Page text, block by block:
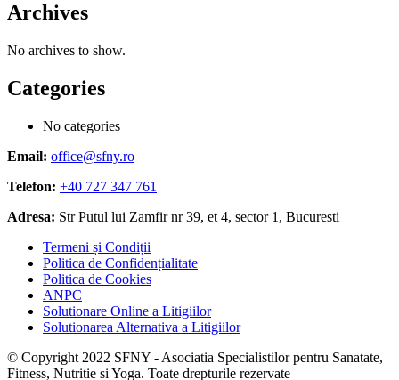
Archives
No archives to show.
Categories
No categories
Email: office@sfny.ro
Telefon: +40 727 347 761
Adresa: Str Putul lui Zamfir nr 39, et 4, sector 1, Bucuresti
Termeni și Condiții
Politica de Confidențialitate
Politica de Cookies
ANPC
Solutionare Online a Litigiilor
Solutionarea Alternativa a Litigiilor
© Copyright 2022 SFNY - Asociatia Specialistilor pentru Sanatate,
Fitness, Nutritie si Yoga. Toate drepturile rezervate